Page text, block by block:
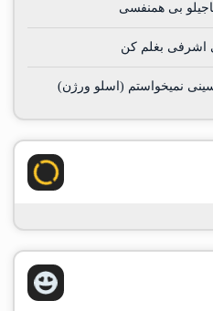
بی همنفسی
اشرفی بغلم کن
نمیخواستم (اسلو ورژن)